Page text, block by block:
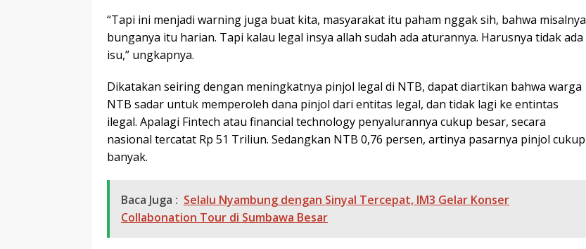
“Tapi ini menjadi warning juga buat kita, masyarakat itu paham nggak sih, bahwa misalnya
bunganya itu harian. Tapi kalau legal insya allah sudah ada aturannya. Harusnya tidak ada
isu,” ungkapnya.
Dikatakan seiring dengan meningkatnya pinjol legal di NTB, dapat diartikan bahwa warga
NTB sadar untuk memperoleh dana pinjol dari entitas legal, dan tidak lagi ke entintas
ilegal. Apalagi Fintech atau financial technology penyalurannya cukup besar, secara
nasional tercatat Rp 51 Triliun. Sedangkan NTB 0,76 persen, artinya pasarnya pinjol cukup
banyak.
Baca Juga : Selalu Nyambung dengan Sinyal Tercepat, IM3 Gelar Konser
Collabonation Tour di Sumbawa Besar